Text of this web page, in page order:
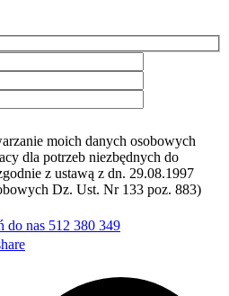
moich danych osobowych
dla potrzeb niezbędnych do
z ustawą z dn. 29.08.1997
Dz. Ust. Nr 133 poz. 883)
do nas 512 380 349